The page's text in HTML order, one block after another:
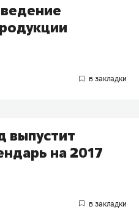
выпустит
на 2017